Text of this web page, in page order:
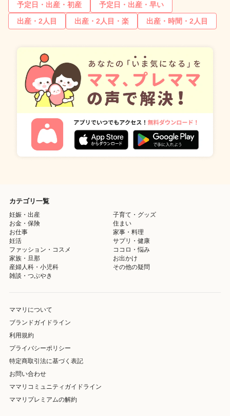
予定日・出産・初産
予定日・出産・早い
出産・2人目
出産・2人目・楽 出産・時間・2人目
カテゴリ一覧
妊娠・出産
子育て・グッズ
お金・保険
住まい
お仕事
家事・料理
妊活
サプリ・健康
ファッション・コスメ
ココロ・悩み
家族・旦那
お出かけ
産婦人科・小児科
その他の疑問
雑談・つぶやき
ママリについて
ブランドガイドライン
利用規約
プライバシーポリシー
特定商取引法に基づく表記
お問い合わせ
ママリコミュニティガイドライン
ママリプレミアムの解約